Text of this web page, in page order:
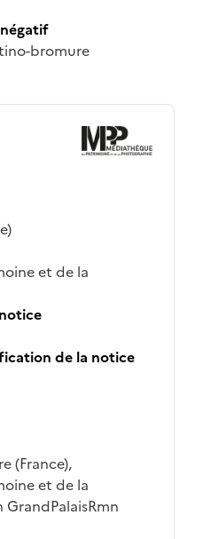
bromure
et de la
de la notice
(France),
et de la